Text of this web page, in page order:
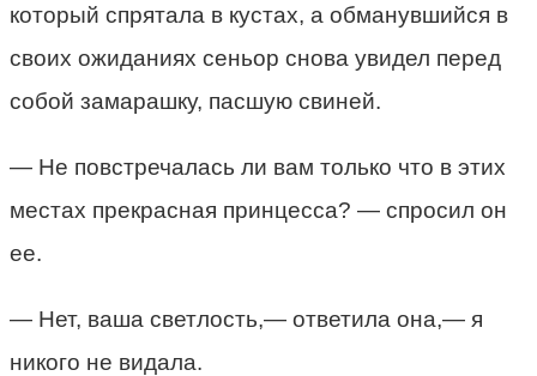
который спрятала в кустах, а обманувшийся в
своих ожиданиях сеньор снова увидел перед
собой замарашку, пасшую свиней.
— Не повстречалась ли вам только что в этих
местах прекрасная принцесса? — спросил он
ее.
— Нет, ваша светлость,— ответила она,— я
никого не видала.